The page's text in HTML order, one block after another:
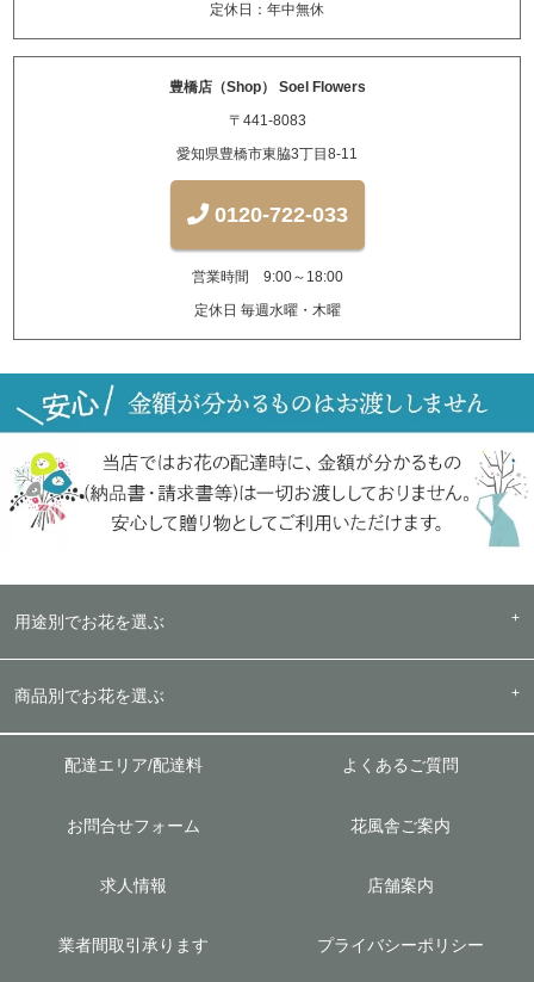
定休日：年中無休
豊橋店（Shop） Soel Flowers
〒441-8083
愛知県豊橋市東脇3丁目8-11
0120-722-033
営業時間 9:00～18:00
定休日 毎週水曜・木曜
用途別でお花を選ぶ
商品別でお花を選ぶ
配達エリア/配達料 よくあるご質問
お問合せフォーム 花風舎ご案内
求人情報 店舗案内
業者間取引承ります プライバシーポリシー